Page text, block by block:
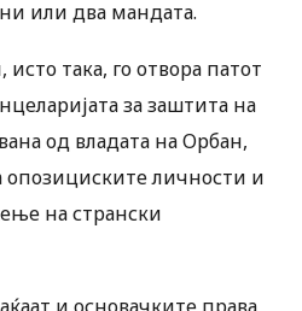
или два мандата.
така, го отвора патот
за заштита на
од владата на Орбан,
опозициските личности и
на странски